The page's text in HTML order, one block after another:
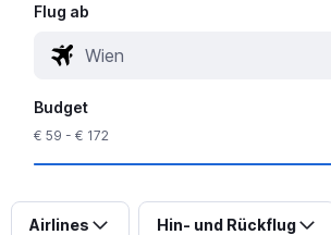
Flug ab
Budget
€ 59 - € 172
Airlines Hin- und Rückflug